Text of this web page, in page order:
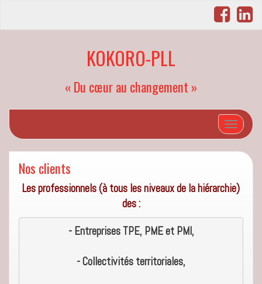
KOKORO-PLL
« Du cœur au changement »
Afficher/
Nos clients
Les professionnels (à tous les niveaux de la hiérarchie)
des:
- Entreprises TPE, PME et PMI,
- Collectivités territoriales,